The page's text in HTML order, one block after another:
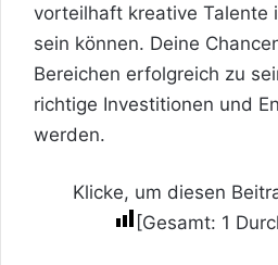
vorteilhaft kreative Talente
sein können. Deine
Bereichen erfolgreich zu
richtige Investitionen und
werden.
Klicke, um diesen
[Gesamt: 1